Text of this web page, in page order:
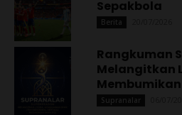
Sepakbola
Berita
Rangkuman
Melangitkan
Supranalar